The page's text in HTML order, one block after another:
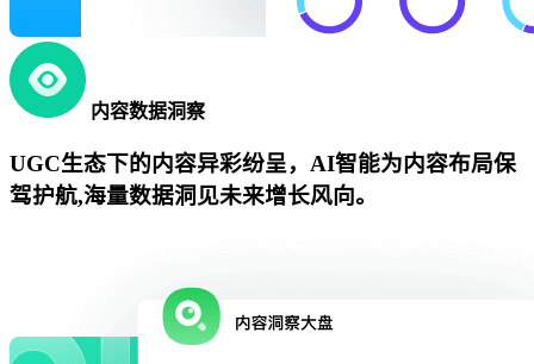
内容数据洞察
UGC生态下的内容异彩纷呈，AI智能为内容布局保
驾护航,海量数据洞见未来增长风向。